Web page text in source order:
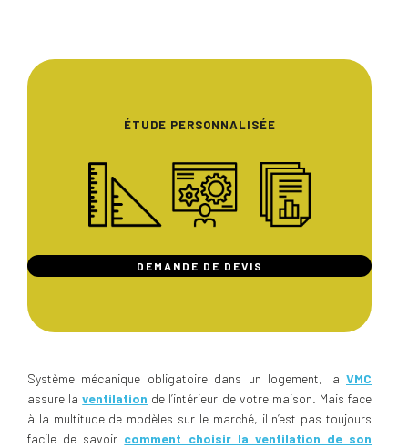
ÉTUDE PERSONNALISÉE
DEMANDE DE DEVIS
Système mécanique obligatoire dans un logement, la VMC
assure laventilation de l’intérieur de votre maison. Mais face
à la multitude de modèles sur le marché, il n’est pas toujours
facile de savoir comment choisir la ventilation de son